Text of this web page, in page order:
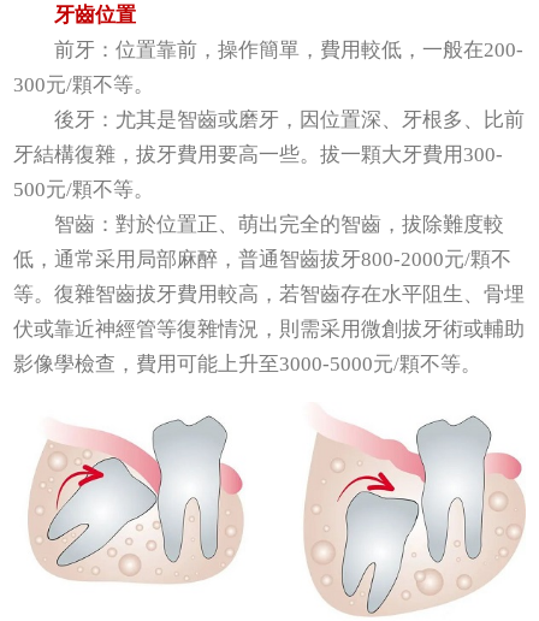
牙齒位置
前牙：位置靠前，操作簡單，費用較低，一般在200-
300元/顆不等。
後牙：尤其是智齒或磨牙，因位置深、牙根多、比前
牙結構復雜，拔牙費用要高一些。拔一顆大牙費用300-
500元/顆不等。
智齒：對於位置正、萌出完全的智齒，拔除難度較
低，通常采用局部麻醉，普通智齒拔牙800-2000元/顆不
等。復雜智齒拔牙費用較高，若智齒存在水平阻生、骨埋
伏或靠近神經管等復雜情況，則需采用微創拔牙術或輔助
影像學檢查，費用可能上升至3000-5000元/顆不等。